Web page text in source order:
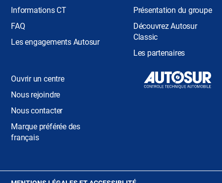
Informations CT
FAQ
Les engagements Autosur
Présentation du groupe
Découvrez Autosur
Classic
Les partenaires
Ouvrir un centre
Nous rejoindre
Nous contacter
Marque préférée des
français